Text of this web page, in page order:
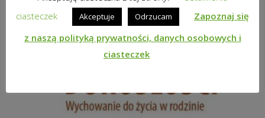
ciasteczek
Akceptuje Odrzucam
Zapoznaj się
z naszą polityką prywatności, danych osobowych i
ciasteczek